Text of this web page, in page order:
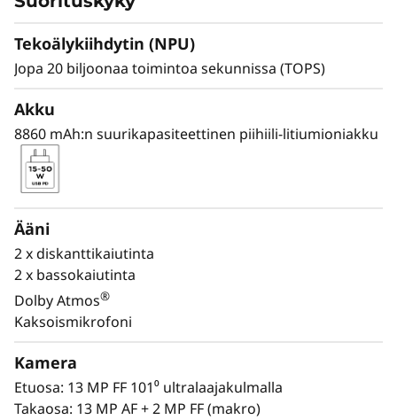
Luo kuin olisit
loppuottelussa.
Tuo maailman suurimman lavan henki
eloon – pelikentältä sivulle. Tab Pen Pro
-kädessäsi voit tallentaa jokaisen
idean. Tämä ei ole vain turnaus – se on
luova loppupeli.
Tekoälykiihdytin (NPU)
Jopa 20 biljoonaa toimintoa sekunnissa (TOPS)
Akku
8860 mAh:n suurikapasiteettinen piihiili-litiumioniakku
Ääni
2 x diskanttikaiutinta
2 x bassokaiutinta
Dolby Atmos®
Kaksoismikrofoni
Kamera
Etuosa: 13 MP FF 101⁰ ultralaajakulmalla
Takaosa: 13 MP AF + 2 MP FF (makro)